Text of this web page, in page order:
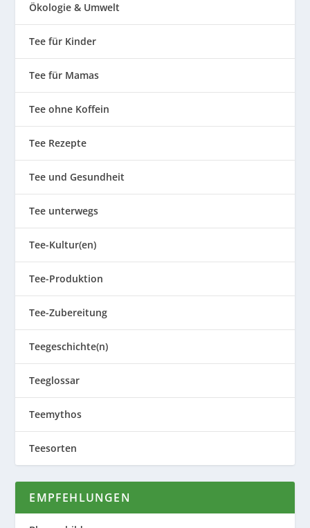
Ökologie & Umwelt
Tee für Kinder
Tee für Mamas
Tee ohne Koffein
Tee Rezepte
Tee und Gesundheit
Tee unterwegs
Tee-Kultur(en)
Tee-Produktion
Tee-Zubereitung
Teegeschichte(n)
Teeglossar
Teemythos
Teesorten
EMPFEHLUNGEN